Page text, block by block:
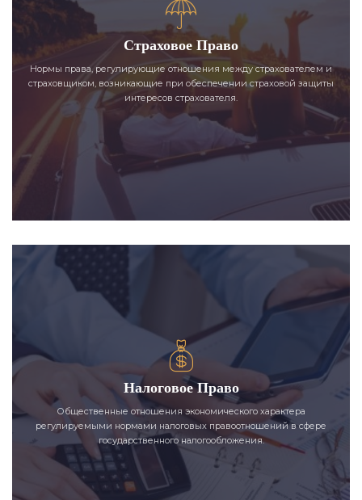
Страховое Право
Нормы права, регулирующие отношения между страхователем и
страховщиком, возникающие при обеспечении страховой защиты
интересов страхователя.
Налоговое Право
Общественные отношения экономического характера
регулируемыми нормами налоговых правоотношений в сфере
государственного налогообложения.